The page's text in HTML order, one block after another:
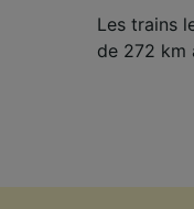
Les trains
de 272 km